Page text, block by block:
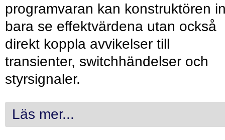
programvaran kan konstruktören
bara se effektvärdena utan också
direkt koppla avvikelser till
transienter, switchhändelser och
styrsignaler.
Läs mer...